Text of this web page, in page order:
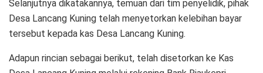
Selanjutnya dikatakannya, temuan dari tim penyelidik, pihak
Desa Lancang Kuning telah menyetorkan kelebihan bayar
tersebut kepada kas Desa Lancang Kuning.
Adapun rincian sebagai berikut, telah disetorkan ke Kas